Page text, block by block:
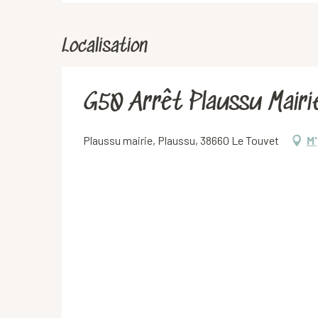
Localisation
G50 Arrêt Plaussu
Plaussu mairie, Plaussu, 38660 Le Touvet